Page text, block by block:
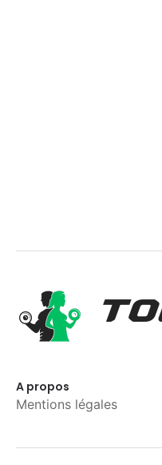
A propos
Mentions légales